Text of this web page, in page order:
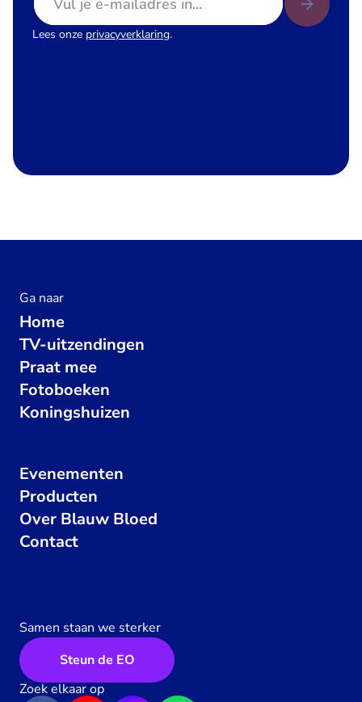
Lees onze privacyverklaring.
Ga naar
Home
TV-uitzendingen
Praat mee
Fotoboeken
Koningshuizen
Evenementen
Producten
Over Blauw Bloed
Contact
Samen staan we sterker
Steun de EO
Zoek elkaar op